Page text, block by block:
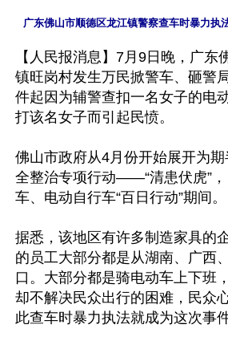
【人民报消息】7月9日晚，广东
镇旺岗村发生万民掀警车、砸警
件起因为辅警查扣一名女子的电
打该名女子而引起民愤。
佛山市政府从4月份开始展开为
全整治专项行动——“清患伏虎”
车、电动自行车“百日行动”期间。
据悉，该地区有许多制造家具的
的员工大部分都是从湖南、广西
口。大部分都是骑电动车上下班
却不解决民众出行的困难，民众
此查车时暴力执法就成为这次事